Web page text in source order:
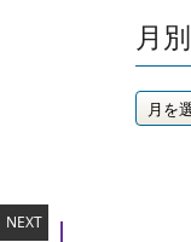
NEXT
月別